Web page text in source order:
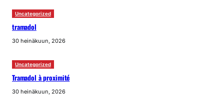
Uncategorized
tramadol
30 heinäkuun, 2026
Uncategorized
Tramadol à proximité
30 heinäkuun, 2026